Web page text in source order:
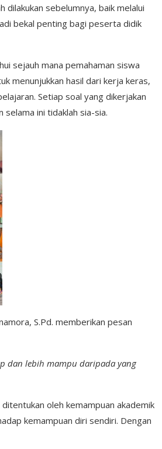
sebelumnya, baik melalui
bekal penting bagi peserta didik
sejauh mana pemahaman siswa
menunjukkan hasil dari kerja keras,
Setiap soal yang dikerjakan
ini tidaklah sia-sia.
S.Pd. memberikan pesan
dan lebih mampu daripada yang
oleh kemampuan akademik
kemampuan diri sendiri. Dengan